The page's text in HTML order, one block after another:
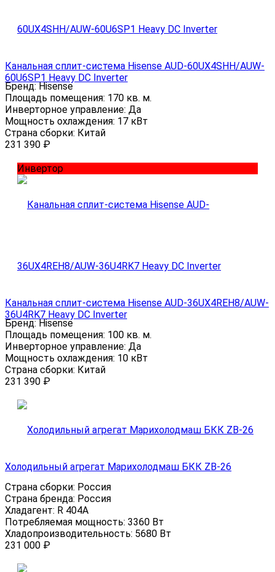
Канальная сплит-система Hisense AUD-60UX4SHH/AUW-
60U6SP1 Heavy DC Inverter
Бренд: Hisense
Площадь помещения: 170 кв. м.
Инверторное управление: Да
Мощность охлаждения: 17 кВт
Страна сборки: Китай
231 390 ₽
Инвертор
Канальная сплит-система Hisense AUD-36UX4REH8/AUW-
36U4RK7 Heavy DC Inverter
Бренд: Hisense
Площадь помещения: 100 кв. м.
Инверторное управление: Да
Мощность охлаждения: 10 кВт
Страна сборки: Китай
231 390 ₽
Холодильный агрегат Марихолодмаш БКК ZB-26
Страна сборки: Россия
Страна бренда: Россия
Хладагент: R 404A
Потребляемая мощность: 3360 Вт
Хладопроизводительность: 5680 Вт
231 000 ₽